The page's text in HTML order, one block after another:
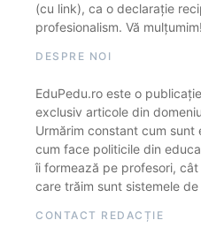
(cu link), ca o declarație
profesionalism. Vă mulțumim!
DESPRE NOI
EduPedu.ro este o
exclusiv articole din
Urmărim constant cum
cum face politicile din
îi formează pe profesori,
care trăim sunt sistemele
CONTACT REDACȚIE